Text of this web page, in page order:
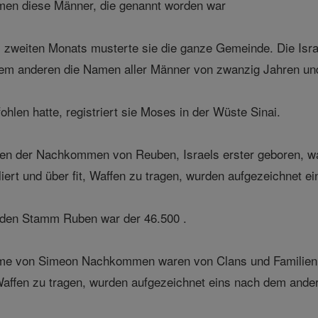
diese Männer, die genannt worden war
Monats musterte sie die ganze Gemeinde. Die
anderen die Namen aller Männer von zwanzig Jahren
hatte, registriert sie Moses in der Wüste Sinai.
der Nachkommen von Reuben, Israels erster geboren,
und über fit, Waffen zu tragen, wurden aufgezeichnet
Stamm Ruben war der 46.500 .
von Simeon Nachkommen waren von Clans und
zu tragen, wurden aufgezeichnet eins nach dem